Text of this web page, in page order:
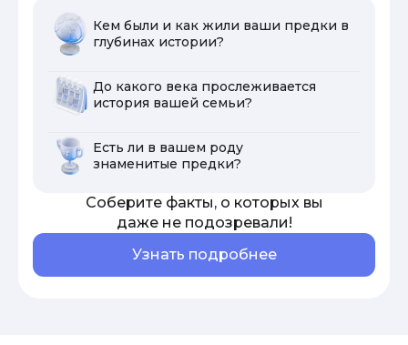
Кем были и как жили ваши предки в
глубинах истории?
До какого века прослеживается
история вашей семьи?
Есть ли в вашем роду
знаменитые предки?
Соберите факты, о которых вы
даже не подозревали!
Узнать подробнее